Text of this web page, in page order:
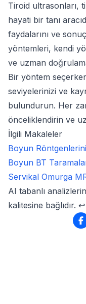
Tiroid ultrasonları,
hayati bir tanı
faydalarını ve
yöntemleri, kendi
ve uzman
Bir yöntem
seviyelerinizi ve
bulundurun. Her
önceliklendirin ve
İlgili Makaleler
Boyun
Boyun BT
Servikal Omurga
Footnotes
AI tabanlı
kalitesine bağlıdır. ↩